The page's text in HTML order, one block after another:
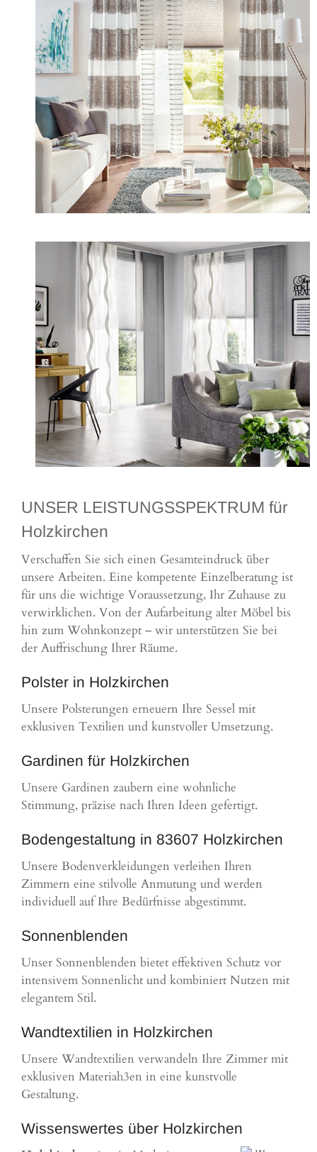
UNSER LEISTUNGSSPEKTRUM für
Holzkirchen
Verschaffen Sie sich einen Gesamteindruck über
unsere Arbeiten. Eine kompetente Einzelberatung ist
für uns die wichtige Voraussetzung, Ihr Zuhause zu
verwirklichen. Von der Aufarbeitung alter Möbel bis
hin zum Wohnkonzept – wir unterstützen Sie bei
der Auffrischung Ihrer Räume.
Polster in Holzkirchen
Unsere Polsterungen erneuern Ihre Sessel mit
exklusiven Textilien und kunstvoller Umsetzung.
Gardinen für Holzkirchen
Unsere Gardinen zaubern eine wohnliche
Stimmung, präzise nach Ihren Ideen gefertigt.
Bodengestaltung in 83607 Holzkirchen
Unsere Bodenverkleidungen verleihen Ihren
Zimmern eine stilvolle Anmutung und werden
individuell auf Ihre Bedürfnisse abgestimmt.
Sonnenblenden
Unser Sonnenblenden bietet effektiven Schutz vor
intensivem Sonnenlicht und kombiniert Nutzen mit
elegantem Stil.
Wandtextilien in Holzkirchen
Unsere Wandtextilien verwandeln Ihre Zimmer mit
exklusiven Materiah3en in eine kunstvolle
Gestaltung.
Wissenswertes über Holzkirchen